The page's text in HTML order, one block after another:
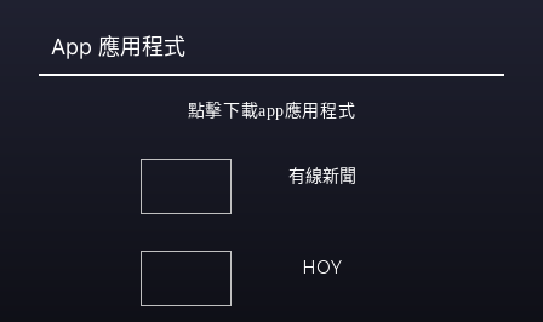
App 應用程式
點擊下載app應用程式
有線新聞
HOY